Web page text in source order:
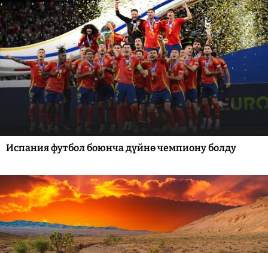
Испания футбол боюнча дүйнө чемпиону болду